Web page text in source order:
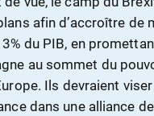
afin d’accroître de
du PIB, en
au sommet du
Ils devraient
dans une alliance